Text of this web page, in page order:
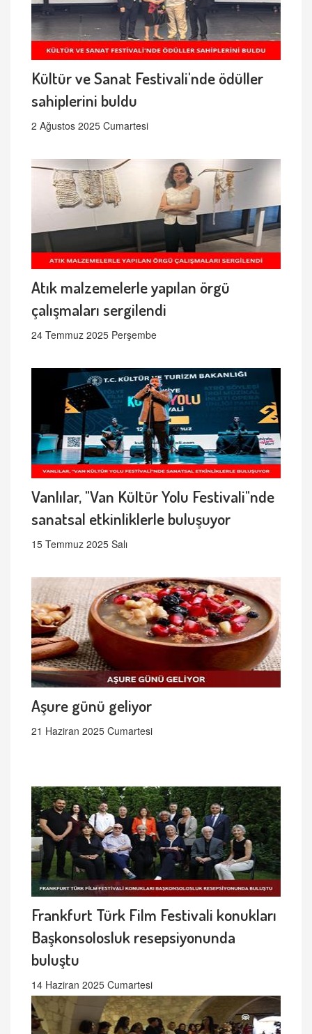
Kültür ve Sanat Festivali'nde ödüller
sahiplerini buldu
2 Ağustos 2025 Cumartesi
Atık malzemelerle yapılan örgü
çalışmaları sergilendi
24 Temmuz 2025 Perşembe
Vanlılar, "Van Kültür Yolu Festivali"nde
sanatsal etkinliklerle buluşuyor
15 Temmuz 2025 Salı
Aşure günü geliyor
21 Haziran 2025 Cumartesi
Frankfurt Türk Film Festivali konukları
Başkonsolosluk resepsiyonunda
buluştu
14 Haziran 2025 Cumartesi